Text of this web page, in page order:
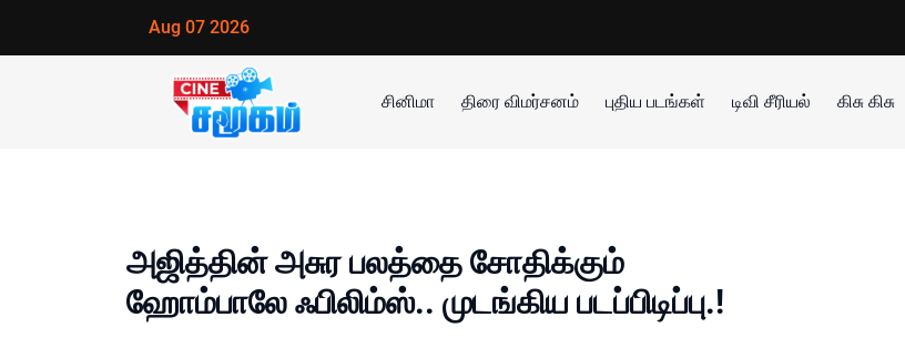
Aug 07 2026
சினிமா திரை விமர்சனம் புதிய படங்கள் டிவி சீரியல் கிசு கிசு
அஜித்தின் அசுர பலத்தை சோதிக்கும்
ஹோம்பாலே ஃபிலிம்ஸ்.. முடங்கிய படப்பிடிப்பு.!